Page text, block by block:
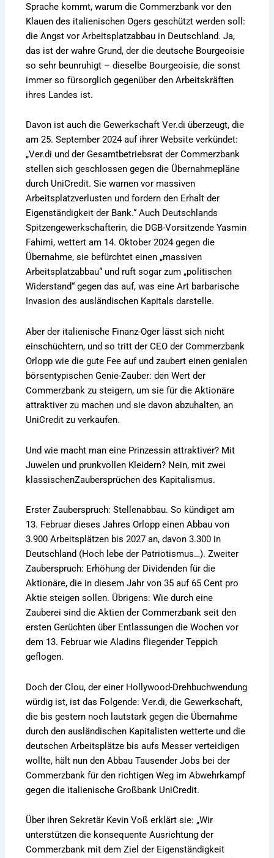
Sprache kommt, warum die Commerzbank vor den
Klauen des italienischen Ogers geschützt werden soll:
die Angst vor Arbeitsplatzabbau in Deutschland. Ja,
das ist der wahre Grund, der die deutsche Bourgeoisie
so sehr beunruhigt – dieselbe Bourgeoisie, die sonst
immer so fürsorglich gegenüber den Arbeitskräften
ihres Landes ist.
Davon ist auch die Gewerkschaft Ver.di überzeugt, die
am 25. September 2024 auf ihrer Website verkündet:
„Ver.di und der Gesamtbetriebsrat der Commerzbank
stellen sich geschlossen gegen die Übernahmepläne
durch UniCredit. Sie warnen vor massiven
Arbeitsplatzverlusten und fordern den Erhalt der
Eigenständigkeit der Bank.“ Auch Deutschlands
Spitzengewerkschafterin, die DGB-Vorsitzende Yasmin
Fahimi, wettert am 14. Oktober 2024 gegen die
Übernahme, sie befürchtet einen „massiven
Arbeitsplatzabbau“ und ruft sogar zum „politischen
Widerstand“ gegen das auf, was eine Art barbarische
Invasion des ausländischen Kapitals darstelle.
Aber der italienische Finanz-Oger lässt sich nicht
einschüchtern, und so tritt der CEO der Commerzbank
Orlopp wie die gute Fee auf und zaubert einen genialen
börsentypischen Genie-Zauber: den Wert der
Commerzbank zu steigern, um sie für die Aktionäre
attraktiver zu machen und sie davon abzuhalten, an
UniCredit zu verkaufen.
Und wie macht man eine Prinzessin attraktiver? Mit
Juwelen und prunkvollen Kleidern? Nein, mit zwei
klassischenZaubersprüchen des Kapitalismus.
Erster Zauberspruch: Stellenabbau. So kündiget am
13. Februar dieses Jahres Orlopp einen Abbau von
3.900 Arbeitsplätzen bis 2027 an, davon 3.300 in
Deutschland (Hoch lebe der Patriotismus…). Zweiter
Zauberspruch: Erhöhung der Dividenden für die
Aktionäre, die in diesem Jahr von 35 auf 65 Cent pro
Aktie steigen sollen. Übrigens: Wie durch eine
Zauberei sind die Aktien der Commerzbank seit den
ersten Gerüchten über Entlassungen die Wochen vor
dem 13. Februar wie Aladins fliegender Teppich
geflogen.
Doch der Clou, der einer Hollywood-Drehbuchwendung
würdig ist, ist das Folgende: Ver.di, die Gewerkschaft,
die bis gestern noch lautstark gegen die Übernahme
durch den ausländischen Kapitalisten wetterte und die
deutschen Arbeitsplätze bis aufs Messer verteidigen
wollte, hält nun den Abbau Tausender Jobs bei der
Commerzbank für den richtigen Weg im Abwehrkampf
gegen die italienische Großbank UniCredit.
Über ihren Sekretär Kevin Voß erklärt sie: „Wir
unterstützen die konsequente Ausrichtung der
Commerzbank mit dem Ziel der Eigenständigkeit